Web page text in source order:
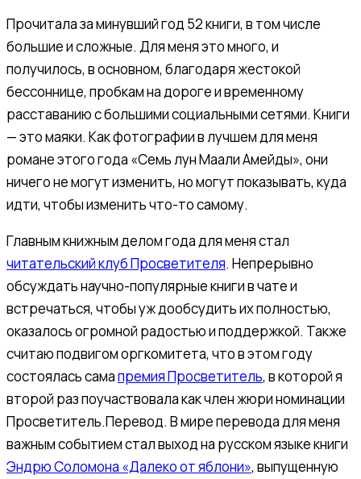
Прочитала за минувший год 52 книги, в том числе
большие и сложные. Для меня это много, и
получилось, в основном, благодаря жестокой
бессоннице, пробкам на дороге и временному
расставанию с большими социальными сетями. Книги
— это маяки. Как фотографии в лучшем для меня
романе этого года «Семь лун Маали Амейды», они
ничего не могут изменить, но могут показывать, куда
идти, чтобы изменить что-то самому.
Главным книжным делом года для меня стал
читательский клуб Просветителя. Непрерывно
обсуждать научно-популярные книги в чате и
встречаться, чтобы уж дообсудить их полностью,
оказалось огромной радостью и поддержкой. Также
считаю подвигом оргкомитета, что в этом году
состоялась самапремия Просветитель, в которой я
второй раз поучаствовала как член жюри номинации
Просветитель.Перевод. В мире перевода для меня
важным событием стал выход на русском языке книги
Эндрю Соломона «Далеко от яблони», выпущенную